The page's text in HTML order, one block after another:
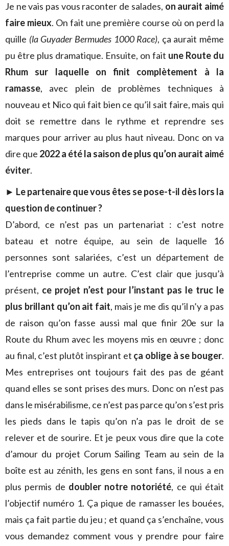
Je ne vais pas vous raconter de salades, on aurait aimé
faire mieux. On fait une première course où on perd la
quille (la Guyader Bermudes 1000 Race), ça aurait même
pu être plus dramatique. Ensuite, on fait une Route du
Rhum sur laquelle on finit complètement à la
ramasse, avec plein de problèmes techniques à
nouveau et Nico qui fait bien ce qu’il sait faire, mais qui
doit se remettre dans le rythme et reprendre ses
marques pour arriver au plus haut niveau. Donc on va
dire que 2022 a été la saison de plus qu’on aurait aimé
éviter.
► Le partenaire que vous êtes se pose-t-il dès lors la
question de continuer ?
D’abord, ce n’est pas un partenariat : c’est notre
bateau et notre équipe, au sein de laquelle 16
personnes sont salariées, c’est un département de
l’entreprise comme un autre. C’est clair que jusqu’à
présent, ce projet n’est pour l’instant pas le truc le
plus brillant qu’on ait fait, mais je me dis qu’il n’y a pas
de raison qu’on fasse aussi mal que finir 20e sur la
Route du Rhum avec les moyens mis en œuvre ; donc
au final, c’est plutôt inspirant et ça oblige à se bouger.
Mes entreprises ont toujours fait des pas de géant
quand elles se sont prises des murs. Donc on n’est pas
dans le misérabilisme, ce n’est pas parce qu’on s’est pris
les pieds dans le tapis qu’on n’a pas le droit de se
relever et de sourire. Et je peux vous dire que la cote
d’amour du projet Corum Sailing Team au sein de la
boîte est au zénith, les gens en sont fans, il nous a en
plus permis de doubler notre notoriété, ce qui était
l’objectif numéro 1. Ça pique de ramasser les bouées,
mais ça fait partie du jeu ; et quand ça s’enchaîne, vous
vous demandez comment vous y prendre pour faire